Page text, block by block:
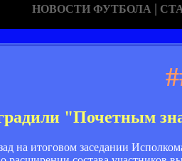
НОВОСТИ ФУТБОЛА |
"Почетным
на итоговом заседании